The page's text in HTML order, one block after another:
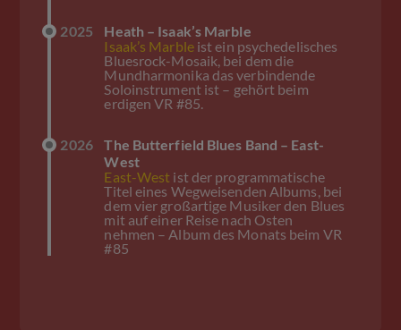
2025
Heath – Isaak’s Marble
Isaak’s Marbleist ein psychedelisches
Bluesrock-Mosaik, bei dem die
Mundharmonika das verbindende
Soloinstrument ist – gehört beim
erdigen VR #85.
2026
The Butterfield Blues Band – East-
West
East-West ist der programmatische
Titel eines Wegweisenden Albums, bei
dem vier großartige Musiker den Blues
mit auf einer Reise nach Osten
nehmen – Album des Monats beim VR
#85